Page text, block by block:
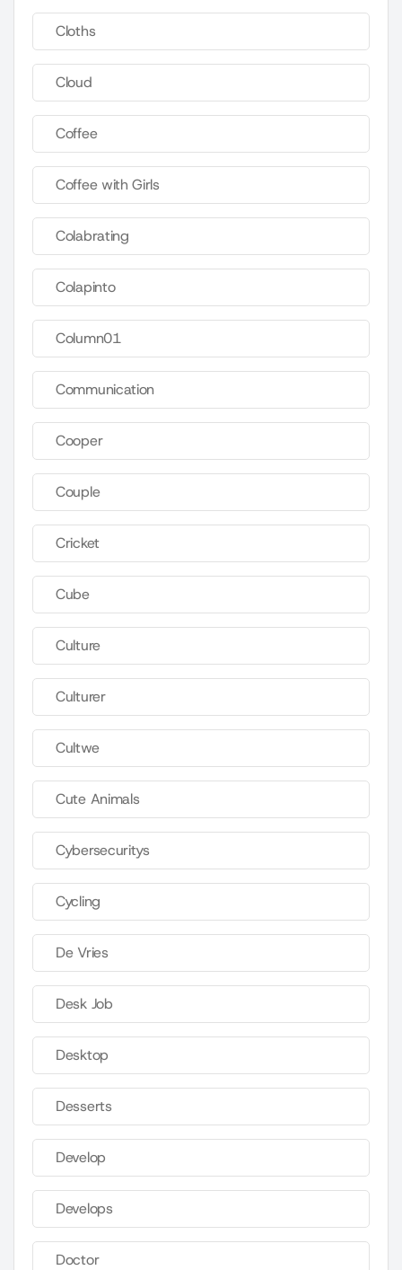
Cloths
Cloud
Coffee
Coffee with Girls
Colabrating
Colapinto
Column01
Communication
Cooper
Couple
Cricket
Cube
Culture
Culturer
Cultwe
Cute Animals
Cybersecuritys
Cycling
De Vries
Desk Job
Desktop
Desserts
Develop
Develops
Doctor